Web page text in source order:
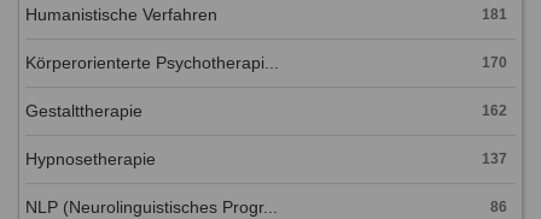
Humanistische Verfahren 181
Körperorienterte Psychotherapi... 170
Gestalttherapie 162
Hypnosetherapie 137
NLP (Neurolinguistisches Progr... 86